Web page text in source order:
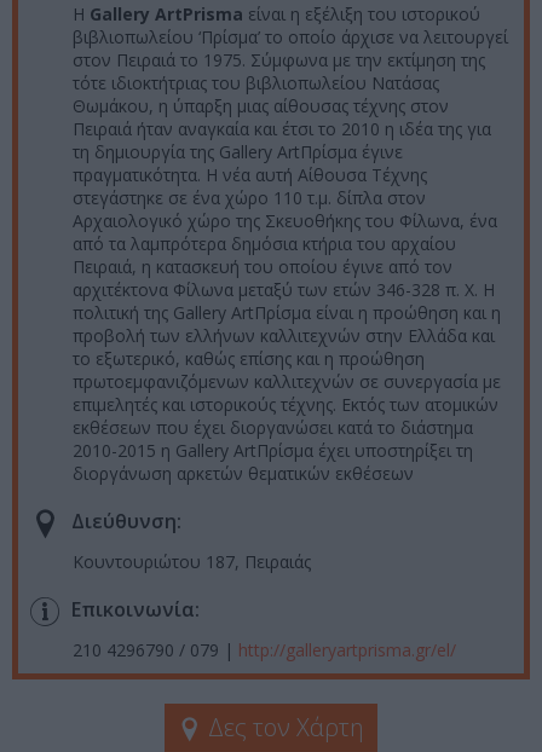
Η Gallery ArtPrisma είναι η εξέλιξη του ιστορικού
βιβλιοπωλείου ‘Πρίσμα’ το οποίο άρχισε να λειτουργεί
στον Πειραιά το 1975. Σύμφωνα με την εκτίμηση της
τότε ιδιοκτήτριας του βιβλιοπωλείου Νατάσας
Θωμάκου, η ύπαρξη μιας αίθουσας τέχνης στον
Πειραιά ήταν αναγκαία και έτσι το 2010 η ιδέα της για
τη δημιουργία της Gallery ArtΠρίσμα έγινε
πραγματικότητα. Η νέα αυτή Αίθουσα Τέχνης
στεγάστηκε σε ένα χώρο 110 τ.μ. δίπλα στον
Αρχαιολογικό χώρο της Σκευοθήκης του Φίλωνα, ένα
από τα λαμπρότερα δημόσια κτήρια του αρχαίου
Πειραιά, η κατασκευή του οποίου έγινε από τον
αρχιτέκτονα Φίλωνα μεταξύ των ετών 346-328 π. Χ. Η
πολιτική της Gallery ArtΠρίσμα είναι η προώθηση και η
προβολή των ελλήνων καλλιτεχνών στην Ελλάδα και
το εξωτερικό, καθώς επίσης και η προώθηση
πρωτοεμφανιζόμενων καλλιτεχνών σε συνεργασία με
επιμελητές και ιστορικούς τέχνης. Εκτός των ατομικών
εκθέσεων που έχει διοργανώσει κατά το διάστημα
2010-2015 η Gallery ArtΠρίσμα έχει υποστηρίξει τη
διοργάνωση αρκετών θεματικών εκθέσεων
Διεύθυνση:
Κουντουριώτου 187, Πειραιάς
Επικοινωνία:
210 4296790 / 079 | http://galleryartprisma.gr/el/
Δες τον Χάρτη